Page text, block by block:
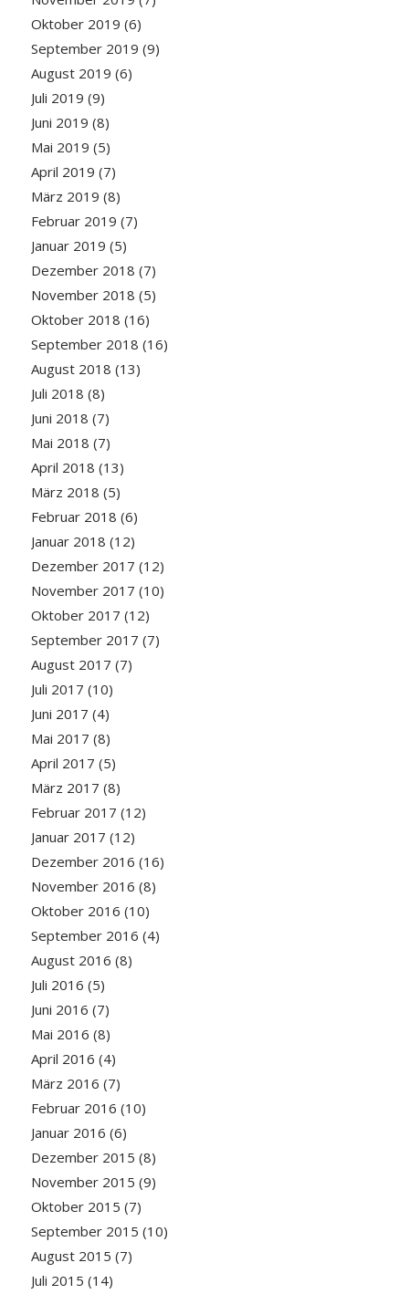
Oktober 2019 (6)
September 2019 (9)
August 2019 (6)
Juli 2019 (9)
Juni 2019 (8)
Mai 2019 (5)
April 2019 (7)
März 2019 (8)
Februar 2019 (7)
Januar 2019 (5)
Dezember 2018 (7)
November 2018 (5)
Oktober 2018 (16)
September 2018 (16)
August 2018 (13)
Juli 2018 (8)
Juni 2018 (7)
Mai 2018 (7)
April 2018 (13)
März 2018 (5)
Februar 2018 (6)
Januar 2018 (12)
Dezember 2017 (12)
November 2017 (10)
Oktober 2017 (12)
September 2017 (7)
August 2017 (7)
Juli 2017 (10)
Juni 2017 (4)
Mai 2017 (8)
April 2017 (5)
März 2017 (8)
Februar 2017 (12)
Januar 2017 (12)
Dezember 2016 (16)
November 2016 (8)
Oktober 2016 (10)
September 2016 (4)
August 2016 (8)
Juli 2016 (5)
Juni 2016 (7)
Mai 2016 (8)
April 2016 (4)
März 2016 (7)
Februar 2016 (10)
Januar 2016 (6)
Dezember 2015 (8)
November 2015 (9)
Oktober 2015 (7)
September 2015 (10)
August 2015 (7)
Juli 2015 (14)